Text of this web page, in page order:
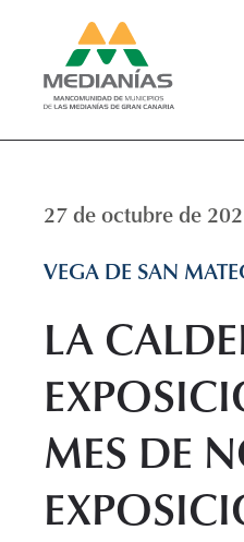
27 de octubre de
VEGA DE SAN
LA
MES DE